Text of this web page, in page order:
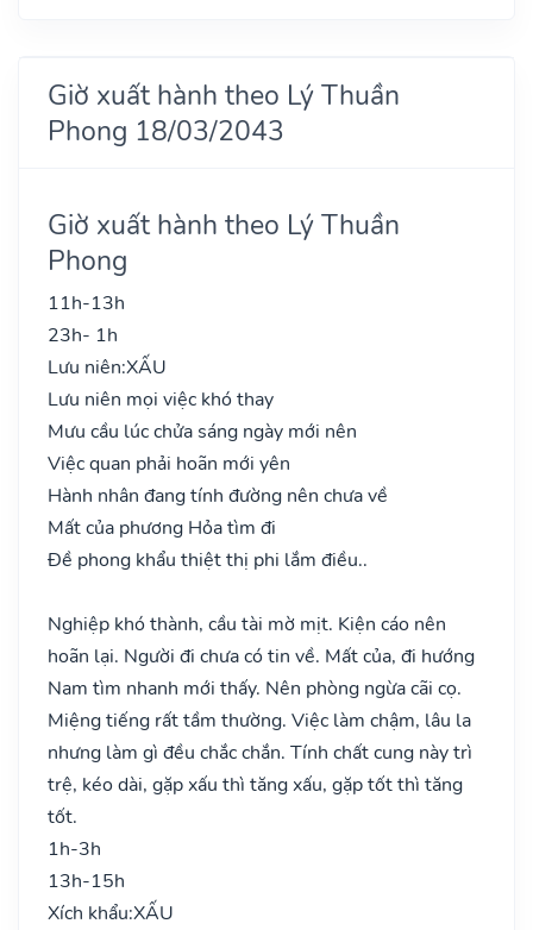
Giờ xuất hành theo Lý Thuần
Phong 18/03/2043
Giờ xuất hành theo Lý Thuần
Phong
11h-13h
23h- 1h
Lưu niên:XẤU
Lưu niên mọi việc khó thay
Mưu cầu lúc chửa sáng ngày mới nên
Việc quan phải hoãn mới yên
Hành nhân đang tính đường nên chưa về
Mất của phương Hỏa tìm đi
Đề phong khẩu thiệt thị phi lắm điều..
Nghiệp khó thành, cầu tài mờ mịt. Kiện cáo nên
hoãn lại. Người đi chưa có tin về. Mất của, đi hướng
Nam tìm nhanh mới thấy. Nên phòng ngừa cãi cọ.
Miệng tiếng rất tầm thường. Việc làm chậm, lâu la
nhưng làm gì đều chắc chắn. Tính chất cung này trì
trệ, kéo dài, gặp xấu thì tăng xấu, gặp tốt thì tăng
tốt.
1h-3h
13h-15h
Xích khẩu:XẤU